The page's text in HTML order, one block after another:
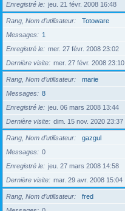
Enregistré le
jeu. 21 févr. 2008 16:48
Rang, Nom d’utilisateur
Totoware
Messages
1
Enregistré le
mer. 27 févr. 2008 23:02
Dernière visite
mer. 27 févr. 2008 23:10
Rang, Nom d’utilisateur
marie
Messages
8
Enregistré le
jeu. 06 mars 2008 13:44
Dernière visite
dim. 15 nov. 2020 23:37
Rang, Nom d’utilisateur
gazgul
Messages
0
Enregistré le
jeu. 27 mars 2008 14:58
Dernière visite
mar. 29 avr. 2008 15:04
Rang, Nom d’utilisateur
fred